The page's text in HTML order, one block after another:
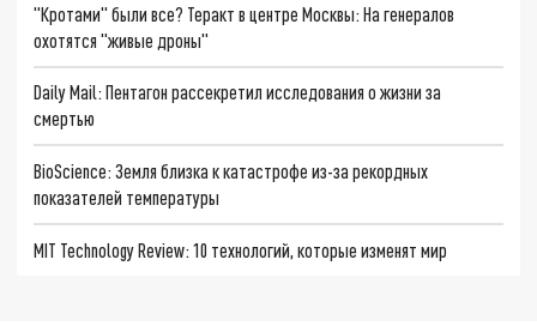
"Кротами" были все? Теракт в центре Москвы: На генералов
охотятся "живые дроны"
Daily Mail: Пентагон рассекретил исследования о жизни за
смертью
BioScience: Земля близка к катастрофе из-за рекордных
показателей температуры
MIT Technology Review: 10 технологий, которые изменят мир